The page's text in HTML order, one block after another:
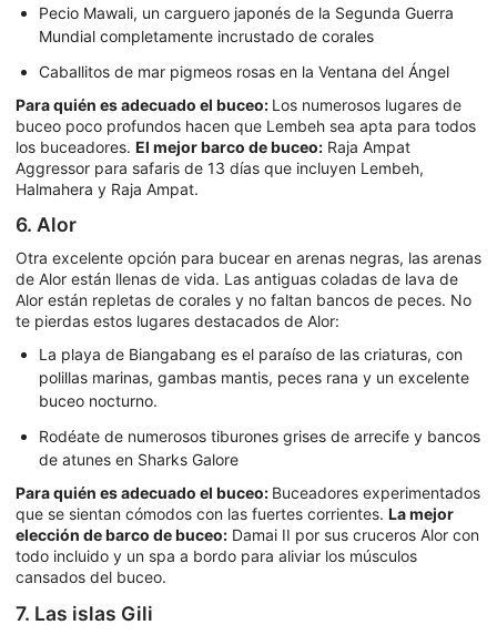
Pecio Mawali, un carguero japonés de la Segunda Guerra
Mundial completamente incrustado de corales
Caballitos de mar pigmeos rosas en la Ventana del Ángel
Para quién es adecuado el buceo: Los numerosos lugares de
buceo poco profundos hacen que Lembeh sea apta para todos
los buceadores. El mejor barco de buceo: Raja Ampat
Aggressor para safaris de 13 días que incluyen Lembeh,
Halmahera y Raja Ampat.
6. Alor
Otra excelente opción para bucear en arenas negras, las arenas
de Alor están llenas de vida. Las antiguas coladas de lava de
Alor están repletas de corales y no faltan bancos de peces. No
te pierdas estos lugares destacados de Alor:
La playa de Biangabang es el paraíso de las criaturas, con
polillas marinas, gambas mantis, peces rana y un excelente
buceo nocturno.
Rodéate de numerosos tiburones grises de arrecife y bancos
de atunes en Sharks Galore
Para quién es adecuado el buceo: Buceadores experimentados
que se sientan cómodos con las fuertes corrientes. La mejor
elección de barco de buceo: Damai II por sus cruceros Alor con
todo incluido y un spa a bordo para aliviar los músculos
cansados del buceo.
7. Las islas Gili